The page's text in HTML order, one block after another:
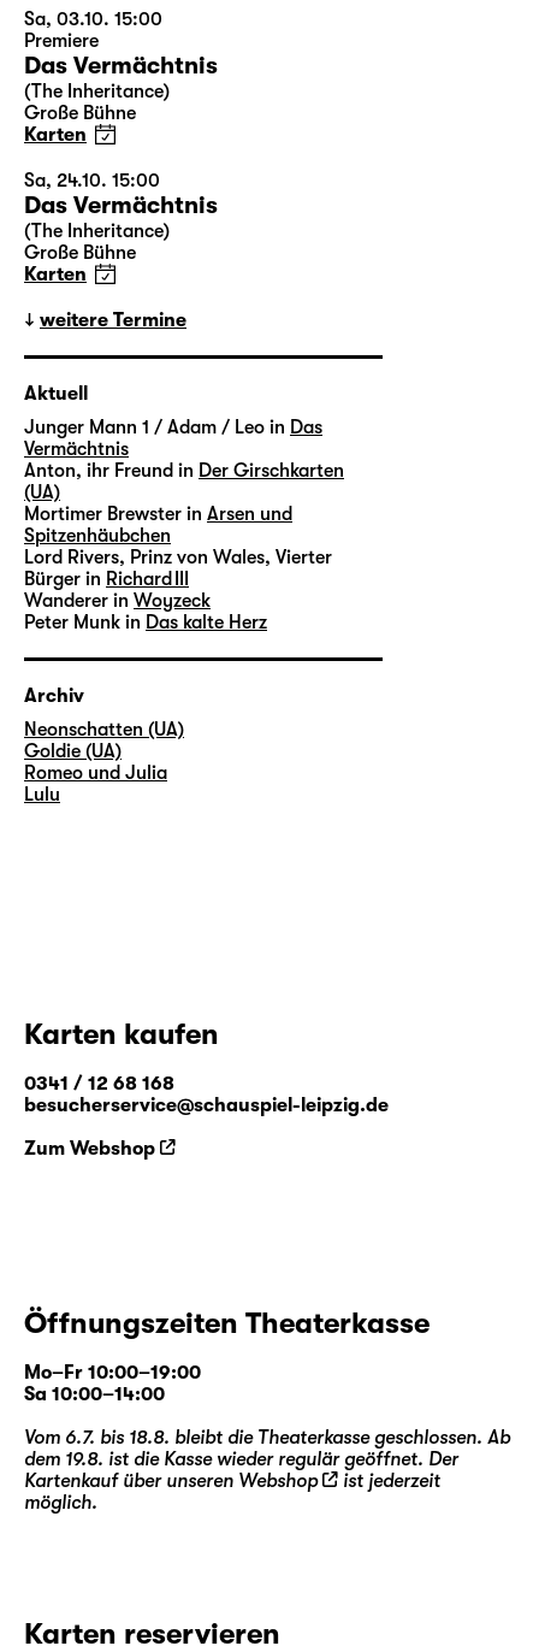
Sa, 03.10. 15:00
Premiere
Das Vermächtnis
(The Inheritance)
Große Bühne
Karten
Sa, 24.10. 15:00
Das Vermächtnis
(The Inheritance)
Große Bühne
Karten
weitere Termine
Aktuell
Junger Mann 1 / Adam / Leo in Das
Vermächtnis
Anton, ihr Freund in Der Girschkarten
(UA)
Mortimer Brewster in Arsen und
Spitzenhäubchen
Lord Rivers, Prinz von Wales, Vierter
Bürger in Richard III
Wanderer in Woyzeck
Peter Munk in Das kalte Herz
Archiv
Neonschatten (UA)
Goldie (UA)
Romeo und Julia
Lulu
Karten kaufen
0341 / 12 68 168
besucherservice@schauspiel-leipzig.de
Zum Webshop
Öffnungszeiten Theaterkasse
Mo–Fr 10:00–19:00
Sa 10:00–14:00
Vom 6.7. bis 18.8. bleibt die Theaterkasse geschlossen. Ab
dem 19.8. ist die Kasse wieder regulär geöffnet. Der
Kartenkauf über unseren Webshop
ist jederzeit
möglich.
Karten reservieren